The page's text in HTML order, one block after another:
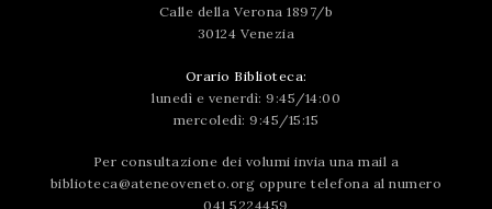
Calle della Verona 1897/b
30124 Venezia
Orario Biblioteca:
lunedì e venerdì: 9:45/14:00
mercoledì: 9:45/15:15
Per consultazione dei volumi invia una mail a
biblioteca@ateneoveneto.org oppure telefona al numero
041 5224459